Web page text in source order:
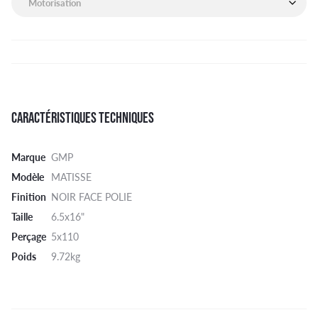
CARACTÉRISTIQUES TECHNIQUES
Marque GMP
Modèle MATISSE
Finition NOIR FACE POLIE
Taille
6.5x16"
Perçage 5x110
Poids
9.72kg